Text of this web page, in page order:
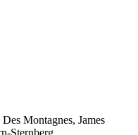
Montagnes, James
Sternberg